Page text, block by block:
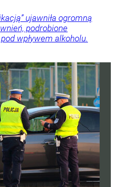
ujawniła ogromną
podrobione
wpływem alkoholu.